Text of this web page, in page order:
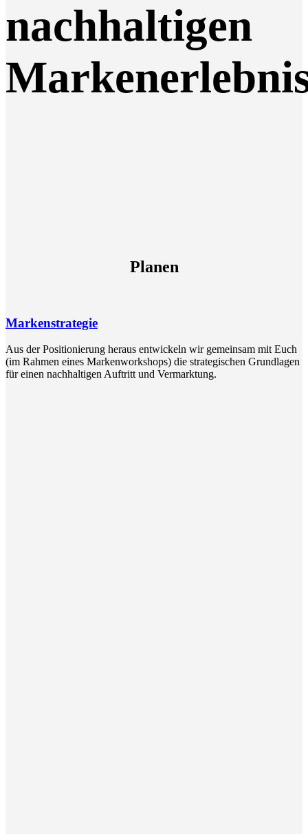
nachhaltigen
Planen
Markenstrategie
Aus der Positionierung heraus entwickeln wir gemeinsam mit Euch
(im Rahmen eines Markenworkshops) die strategischen Grundlagen
für einen nachhaltigen Auftritt und Vermarktung.